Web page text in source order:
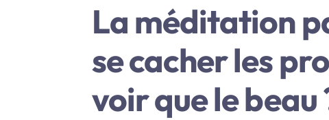
La méditation
se cacher les
voir que le beau